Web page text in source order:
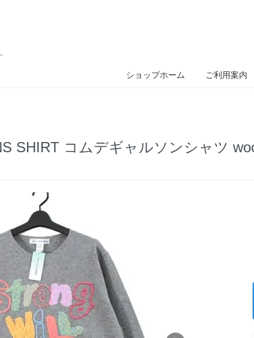
ショップホーム ご利用案内
SHIRT コムデギャルソンシャツ